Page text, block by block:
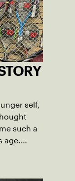
and
self,
such a
age.